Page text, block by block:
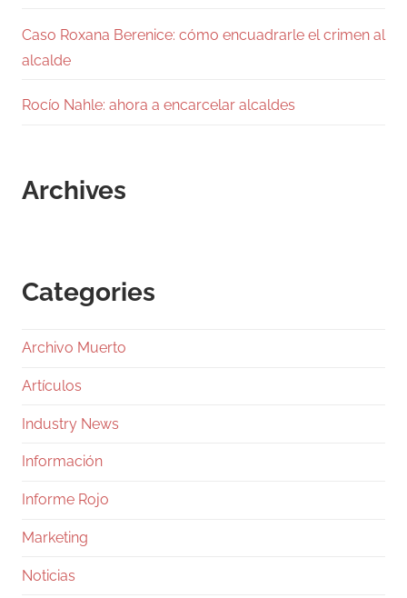
Caso Roxana Berenice: cómo encuadrarle el crimen al
alcalde
Rocío Nahle: ahora a encarcelar alcaldes
Archives
Categories
Archivo Muerto
Artículos
Industry News
Información
Informe Rojo
Marketing
Noticias